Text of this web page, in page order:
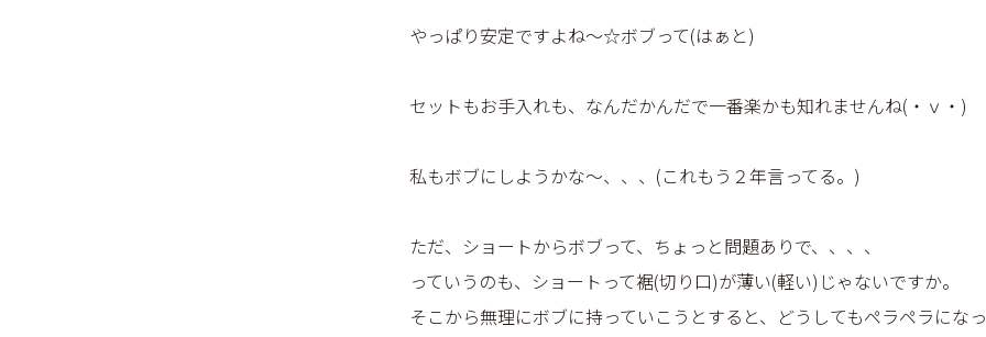
やっぱり安定ですよね～☆ボブって(はぁと)
セットもお手入れも、なんだかんだで一番楽かも知れませんね(・ｖ・)
私もボブにしようかな～、、、(これもう２年言ってる。)
ただ、ショートからボブって、ちょっと問題ありで、、、、
っていうのも、ショートって裾(切り口)が薄い(軽い)じゃないですか。
そこから無理にボブに持っていこうとすると、どうしてもペラペラにな